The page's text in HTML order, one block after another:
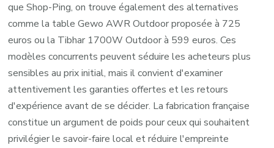
que Shop-Ping, on trouve également des alternatives
comme la table Gewo AWR Outdoor proposée à 725
euros ou la Tibhar 1700W Outdoor à 599 euros. Ces
modèles concurrents peuvent séduire les acheteurs plus
sensibles au prix initial, mais il convient d'examiner
attentivement les garanties offertes et les retours
d'expérience avant de se décider. La fabrication française
constitue un argument de poids pour ceux qui souhaitent
privilégier le savoir-faire local et réduire l'empreinte